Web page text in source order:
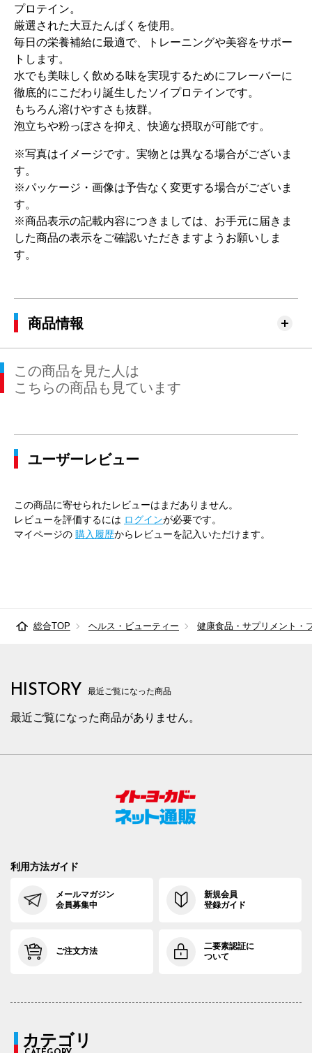
プロテイン。
厳選された大豆たんぱくを使用。
毎日の栄養補給に最適で、トレーニングや美容をサポー
トします。
水でも美味しく飲める味を実現するためにフレーバーに
徹底的にこだわり誕生したソイプロテインです。
もちろん溶けやすさも抜群。
泡立ちや粉っぽさを抑え、快適な摂取が可能です。
※写真はイメージです。実物とは異なる場合がございま
す。
※パッケージ・画像は予告なく変更する場合がございま
す。
※商品表示の記載内容につきましては、お手元に届きま
した商品の表示をご確認いただきますようお願いしま
す。
商品情報
この商品を見た人は
こちらの商品も見ています
ユーザーレビュー
この商品に寄せられたレビューはまだありません。
レビューを評価するには ログインが必要です。
マイページの 購入履歴からレビューを記入いただけます。
総合TOP ヘルス・ビューティー 健康食品・サプリメント・
HISTORY 最近ご覧になった商品
最近ご覧になった商品がありません。
利用方法ガイド
メールマガジン
会員募集中
新規会員
登録ガイド
ご注文方法
二要素認証に
ついて
カテゴリ